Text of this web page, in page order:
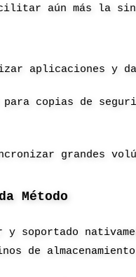
aún más la
aplicaciones y
copias de
grandes
Método
y soportado
de